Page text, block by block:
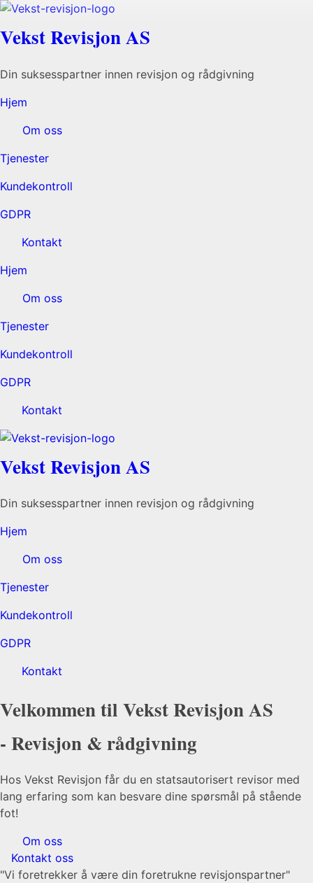
Vekst Revisjon AS
Din suksesspartner innen revisjon og rådgivning
Hjem
Om oss
Tjenester
Kundekontroll
GDPR
Kontakt
Hjem
Om oss
Tjenester
Kundekontroll
GDPR
Kontakt
Vekst Revisjon AS
Din suksesspartner innen revisjon og rådgivning
Hjem
Om oss
Tjenester
Kundekontroll
GDPR
Kontakt
Velkommen til Vekst Revisjon AS
- Revisjon & rådgivning
Hos Vekst Revisjon får du en statsautorisert revisor med
lang erfaring som kan besvare dine spørsmål på stående
fot!
Om oss
Kontakt oss
"Vi foretrekker å være din foretrukne revisjonspartner"